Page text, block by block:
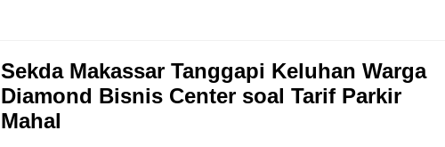
Sekda Makassar Tanggapi Keluhan Warga
Diamond Bisnis Center soal Tarif Parkir
Mahal